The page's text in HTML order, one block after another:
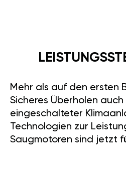
Mehr als auf den ersten
Sicheres Überholen auch
eingeschalteter
Technologien zur
Saugmotoren sind jetzt